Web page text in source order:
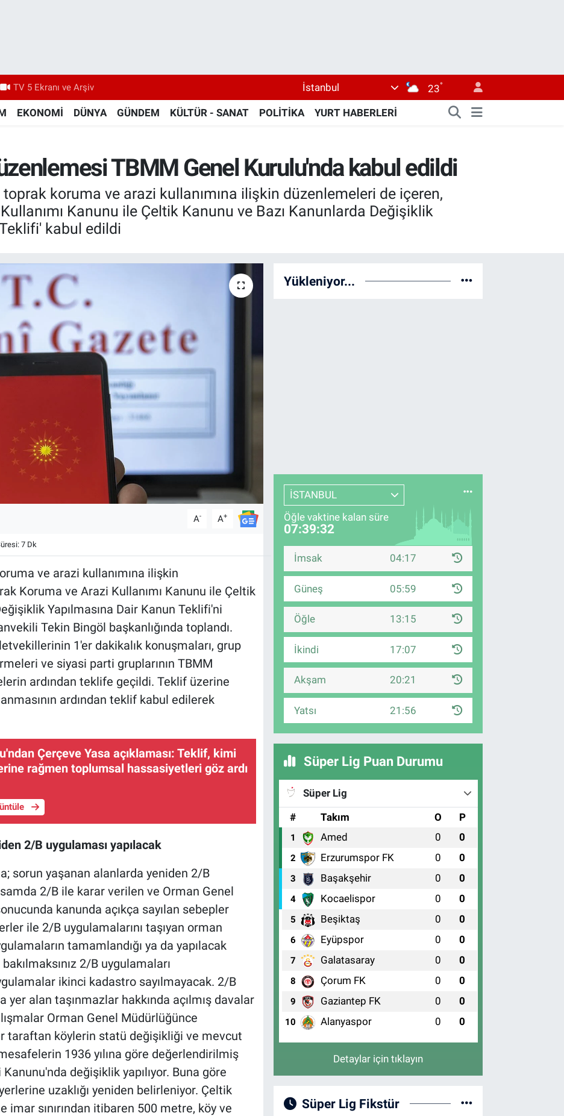
TV 5 Ekranı ve Arşiv İstanbul 23°
EKONOMİ DÜNYA GÜNDEM KÜLTÜR - SANAT POLİTİKA YURT HABERLERİ
TBMM Genel Kurulu'nda kabul edildi
koruma ve arazi kullanımına ilişkin düzenlemeleri de içeren,
Kanunu ile Çeltik Kanunu ve Bazı Kanunlarda Değişiklik
kabul edildi
A- A+
7 Dk
ve arazi kullanımına ilişkin
Koruma ve Arazi Kullanımı Kanunu ile Çeltik
Yapılmasına Dair Kanun Teklifi'ni
Tekin Bingöl başkanlığında toplandı.
1'er dakikalık konuşmaları, grup
ve siyasi parti gruplarının TBMM
ardından teklife geçildi. Teklif üzerine
ardından teklif kabul edilerek
Çerçeve Yasa açıklaması: Teklif, kimi
rağmen toplumsal hassasiyetleri göz ardı
2/B uygulaması yapılacak
sorun yaşanan alanlarda yeniden 2/B
2/B ile karar verilen ve Orman Genel
kanunda açıkça sayılan sebepler
ile 2/B uygulamalarını taşıyan orman
tamamlandığı ya da yapılacak
2/B uygulamaları
ikinci kadastro sayılmayacak. 2/B
yer alan taşınmazlar hakkında açılmış davalar
Orman Genel Müdürlüğünce
taraftan köylerin statü değişikliği ve mevcut
1936 yılına göre değerlendirilmiş
değişiklik yapılıyor. Buna göre
uzaklığı yeniden belirleniyor. Çeltik
imar sınırından itibaren 500 metre, köy ve
Yükleniyor...
İSTANBUL
Öğle vaktine kalan süre
07:39:31
İmsak 04:17
Güneş 05:59
Öğle 13:15
İkindi 17:07
Akşam 20:21
Yatsı 21:56
Süper Lig Puan Durumu
Süper Lig
#
Takım O P
1 Amed 0 0
2 Erzurumspor FK 0 0
3 Başakşehir 0 0
4 Kocaelispor 0 0
5 Beşiktaş 0 0
6 Eyüpspor 0 0
7 Galatasaray 0 0
8 Çorum FK 0 0
9 Gaziantep FK 0 0
10 Alanyaspor 0 0
Detaylar için tıklayın
Süper Lig Fikstür